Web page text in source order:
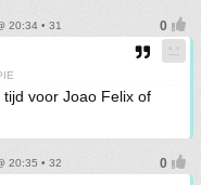
20:34 • 31
voor Joao Felix of
20:35 • 32